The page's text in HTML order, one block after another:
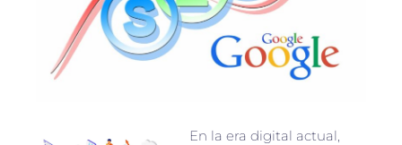
En la era digital actual,